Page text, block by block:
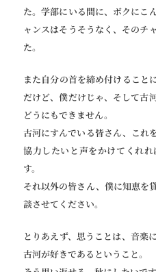
た。学部にいる間に、ボクにこ
ャンスはそうそうなく、そのチ
た。
また自分の首を締め付けること
だけど、僕だけじゃ、そして古
どうにもできません。
古河にすんでいる皆さん、これ
協力したいと声をかけてくれ
す。
それ以外の皆さん、僕に知恵を
談させてください。
とりあえず、思うことは、音楽
古河が好きであるということ。